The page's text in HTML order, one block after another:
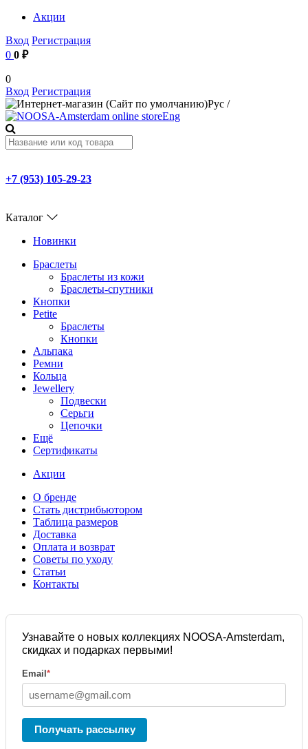
Акции
Вход Регистрация
0 0 ₽
0
Вход Регистрация
Рус /
Eng
+7 (953) 105-29-23
Каталог
Новинки
Браслеты
Браслеты из кожи
Браслеты-спутники
Кнопки
Petite
Браслеты
Кнопки
Альпака
Ремни
Кольца
Jewellery
Подвески
Серьги
Цепочки
Ещё
Сертификаты
Акции
О бренде
Стать дистрибьютором
Таблица размеров
Доставка
Оплата и возврат
Советы по уходу
Статьи
Контакты
Узнавайте о новых коллекциях NOOSA-Amsterdam,
скидках и подарках первыми!
Email *
Получать рассылку